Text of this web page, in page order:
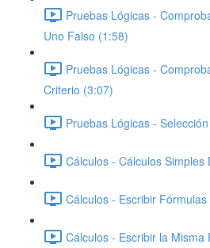
Pruebas Lógicas -
Uno Falso (1:58)
Pruebas Lógicas -
Criterio (3:07)
Pruebas Lógicas -
Cálculos - Cálculos
Cálculos - Escribir
Cálculos - Escribir la